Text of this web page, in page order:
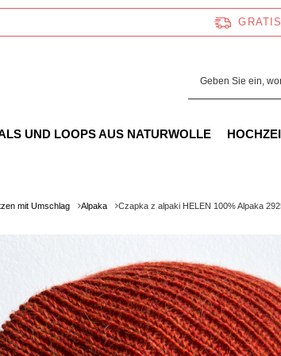
UND LOOPS AUS NATURWOLLE
mit Umschlag Alpaka Czapka z alpaki HELEN 100% Alpaka